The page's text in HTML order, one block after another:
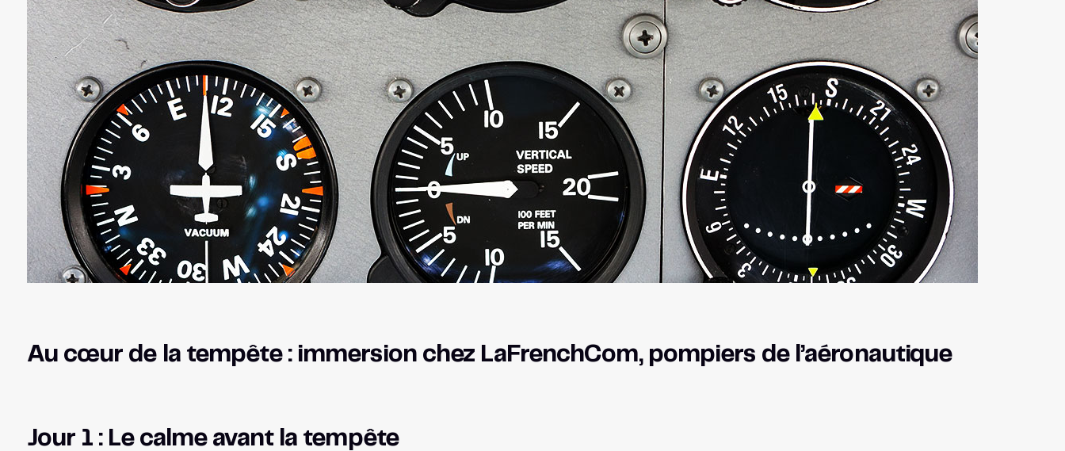
Au cœur de la tempête : immersion chez LaFrenchCom, pompiers de l’aéronautique
Jour 1 : Le calme avant la tempête